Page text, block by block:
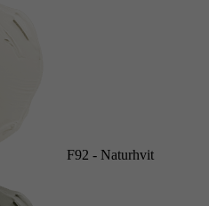
F92 - Naturhvit